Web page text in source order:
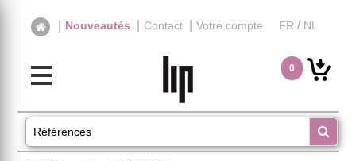
Nouveautés Contact Votre compte FR / NL
0